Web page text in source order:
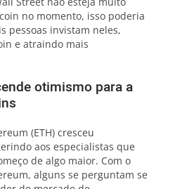
no momento, isso poderia
pessoas invistam neles,
e atraindo mais
otimismo para a
(ETH) cresceu
aos especialistas que
de algo maior. Com o
alguns se perguntam se